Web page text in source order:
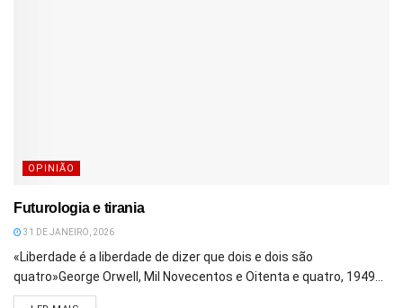
OPINIÃO
Futurologia e tirania
31 DE JANEIRO, 2026
«Liberdade é a liberdade de dizer que dois e dois são
quatro»George Orwell, Mil Novecentos e Oitenta e quatro, 1949...